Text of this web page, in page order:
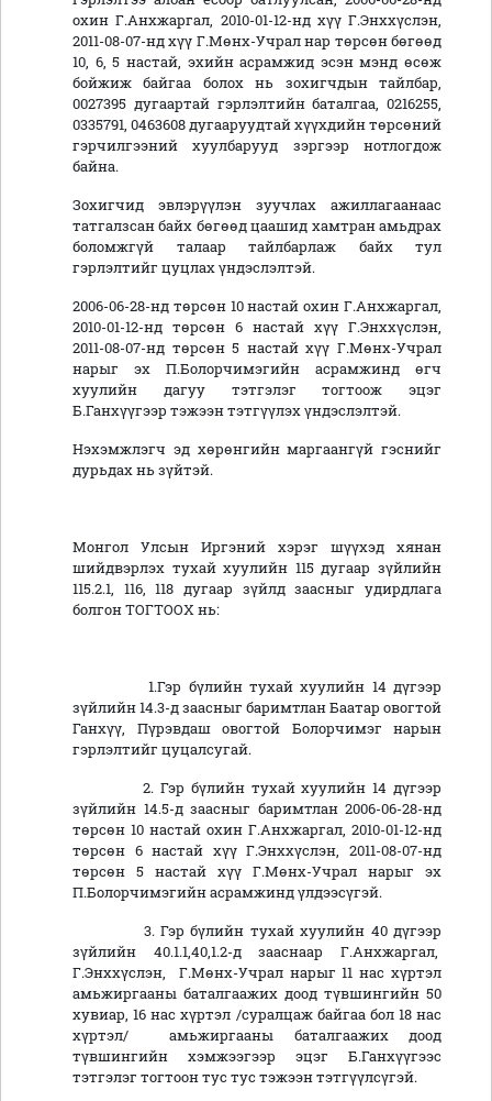
охин Г.Анхжаргал, 2010-01-12-нд хүү Г.Энххүслэн,
2011-08-07-нд хүү Г.Мөнх-Учрал нар төрсөн бөгөөд
10, 6, 5 настай, эхийн асрамжид эсэн мэнд өсөж
бойжиж байгаа болох нь зохигчдын тайлбар,
0027395 дугаартай гэрлэлтийн баталгаа, 0216255,
0335791, 0463608 дугааруудтай хүүхдийн төрсөний
гэрчилгээний хуулбарууд зэргээр нотлогдож
байна.
Зохигчид эвлэрүүлэн зуучлах ажиллагаанаас
татгалзсан байх бөгөөд цаашид хамтран амьдрах
боломжгүй талаар тайлбарлаж байх тул
гэрлэлтийг цуцлах үндэслэлтэй.
2006-06-28-нд төрсөн 10 настай охин Г.Анхжаргал,
2010-01-12-нд төрсөн 6 настай хүү Г.Энххүслэн,
2011-08-07-нд төрсөн 5 настай хүү Г.Мөнх-Учрал
нарыг эх П.Болорчимэгийн асрамжинд өгч
хуулийн дагуу тэтгэлэг тогтоож эцэг
Б.Ганхүүгээр тэжээн тэтгүүлэх үндэслэлтэй.
Нэхэмжлэгч эд хөрөнгийн маргаангүй гэснийг
дурьдах нь зүйтэй.
Монгол Улсын Иргэний хэрэг шүүхэд хянан
шийдвэрлэх тухай хуулийн 115 дугаар зүйлийн
115.2.1, 116, 118 дугаар зүйлд заасныг удирдлага
болгон ТОГТООХ нь:
1.Гэр бүлийн тухай хуулийн 14 дүгээр
зүйлийн 14.3-д заасныг баримтлан Баатар овогтой
Ганхүү, Пүрэвдаш овогтой Болорчимэг нарын
гэрлэлтийг цуцалсугай.
2. Гэр бүлийн тухай хуулийн 14 дүгээр
зүйлийн 14.5-д заасныг баримтлан 2006-06-28-нд
төрсөн 10 настай охин Г.Анхжаргал, 2010-01-12-нд
төрсөн 6 настай хүү Г.Энххүслэн, 2011-08-07-нд
төрсөн 5 настай хүү Г.Мөнх-Учрал нарыг эх
П.Болорчимэгийн асрамжинд үлдээсүгэй.
3. Гэр бүлийн тухай хуулийн 40 дүгээр
зүйлийн 40.1.1,40,1.2-д зааснаар Г.Анхжаргал,
Г.Энххүслэн, Г.Мөнх-Учрал нарыг 11 нас хүртэл
амьжиргааны баталгаажих доод түвшингийн 50
хувиар, 16 нас хүртэл /суралцаж байгаа бол 18 нас
хүртэл/ амьжиргааны баталгаажих доод
түвшингийн хэмжээгээр эцэг Б.Ганхүүгээс
тэтгэлэг тогтоон тус тус тэжээн тэтгүүлсүгэй.